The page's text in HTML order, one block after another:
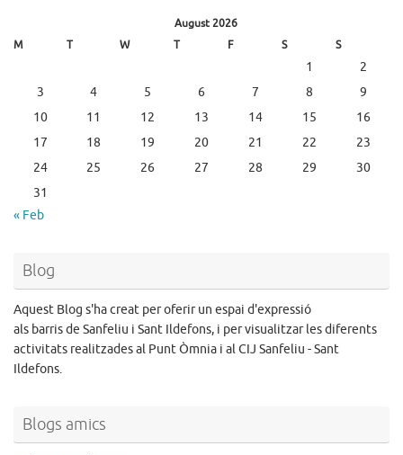
August 2026
M
T W T F S S
1
2
3
4 5 6 7 8
9
10
11 12 13 14 15
16
17
18 19 20 21 22
23
24
25 26 27 28 29
30
31
« Feb
Blog
Aquest Blog s'ha creat per oferir un espai d'expressió
als barris de Sanfeliu i Sant Ildefons, i per visualitzar les diferents
activitats realitzades al Punt Òmnia i al CIJ Sanfeliu - Sant
Ildefons.
Blogs amics